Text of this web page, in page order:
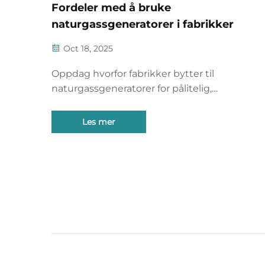
Fordeler med å bruke
naturgassgeneratorer i fabrikker
Oct 18, 2025
Oppdag hvorfor fabrikker bytter til
naturgassgeneratorer for pålitelig,
og energikostnader i dag. Lær mer.
Les mer